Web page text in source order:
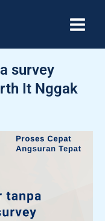
survey
It Nggak